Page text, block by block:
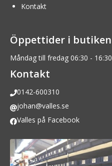
Kontakt
Öppettider i butiken
Måndag till fredag 06:30 - 16:30
Kontakt
0142-600310
johan@valles.se
Valles på Facebook